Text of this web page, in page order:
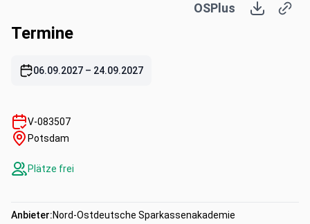
OSPlus
Termine
06.09.2027 – 24.09.2027
V-083507
Potsdam
Plätze frei
Anbieter:Nord-Ostdeutsche Sparkassenakademie